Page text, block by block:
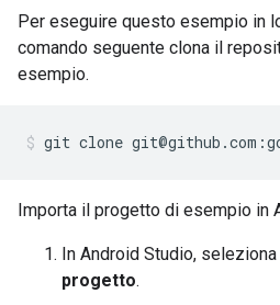
Per eseguire questo esempio in
comando seguente clona il
esempio.
git clone
Importa il progetto di esempio in
In Android Studio, seleziona
progetto.